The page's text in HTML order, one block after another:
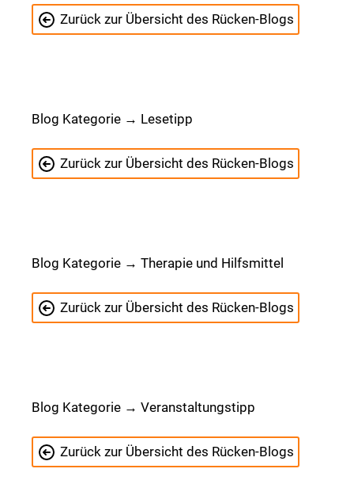
Zurück zur Übersicht des Rücken-Blogs
Blog Kategorie → Lesetipp
Zurück zur Übersicht des Rücken-Blogs
Blog Kategorie → Therapie und Hilfsmittel
Zurück zur Übersicht des Rücken-Blogs
Blog Kategorie → Veranstaltungstipp
Zurück zur Übersicht des Rücken-Blogs